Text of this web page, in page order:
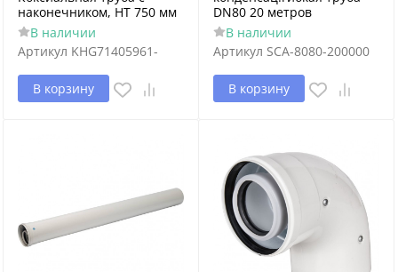
наконечником, HT 750 мм
В наличии
Артикул KHG71405961-
В корзину
DN80 20 метров
В наличии
Артикул SCA-8080-200000
В корзину